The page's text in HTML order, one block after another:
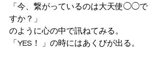
「今、繋がっているのは大天使◯◯で
すか？」
のように心の中で訊ねてみる。
「YES！ 」の時にはあくびが出る。